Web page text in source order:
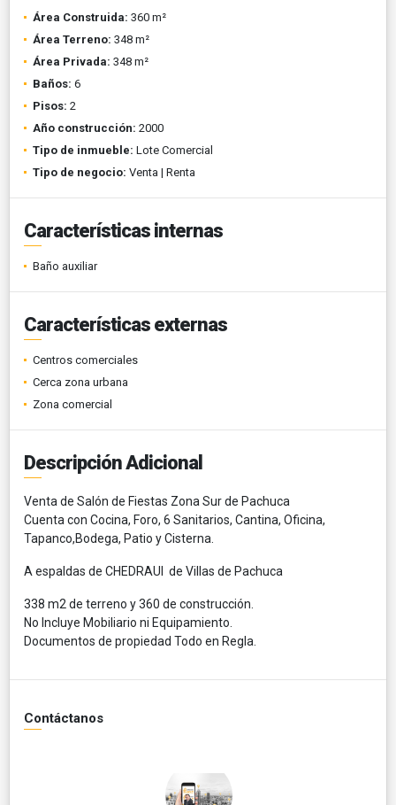
Área Construida: 360 m²
Área Terreno: 348 m²
Área Privada: 348 m²
Baños: 6
Pisos: 2
Año construcción: 2000
Tipo de inmueble: Lote Comercial
Tipo de negocio: Venta | Renta
Características internas
Baño auxiliar
Características externas
Centros comerciales
Cerca zona urbana
Zona comercial
Descripción Adicional
Venta de Salón de Fiestas Zona Sur de Pachuca
Cuenta con Cocina, Foro, 6 Sanitarios, Cantina, Oficina,
Tapanco,Bodega, Patio y Cisterna.
A espaldas de CHEDRAUI de Villas de Pachuca
338 m2 de terreno y 360 de construcción.
No Incluye Mobiliario ni Equipamiento.
Documentos de propiedad Todo en Regla.
Contáctanos